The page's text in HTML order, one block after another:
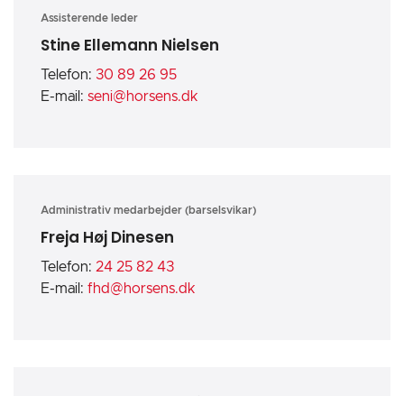
Assisterende leder
Stine Ellemann Nielsen
Telefon: 30 89 26 95
E-mail: seni@horsens.dk
Administrativ medarbejder (barselsvikar)
Freja Høj Dinesen
Telefon: 24 25 82 43
E-mail: fhd@horsens.dk